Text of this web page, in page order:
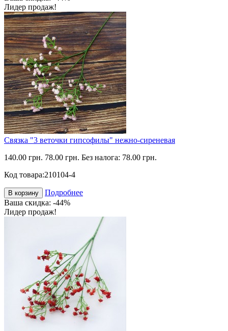
Лидер продаж!
Связка "3 веточки гипсофилы" нежно-сиреневая
140.00 грн. 78.00 грн. Без налога: 78.00 грн.
Код товара:210104-4
В корзину
Подробнее
Ваша скидка: -44%
Лидер продаж!